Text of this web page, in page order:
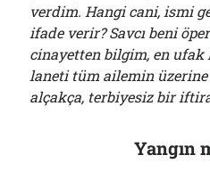
verdim. Hangi cani, ismi
ifade verir? Savcı beni
cinayetten bilgim, en ufak
laneti tüm ailemin
alçakça, terbiyesiz bir
Yangın